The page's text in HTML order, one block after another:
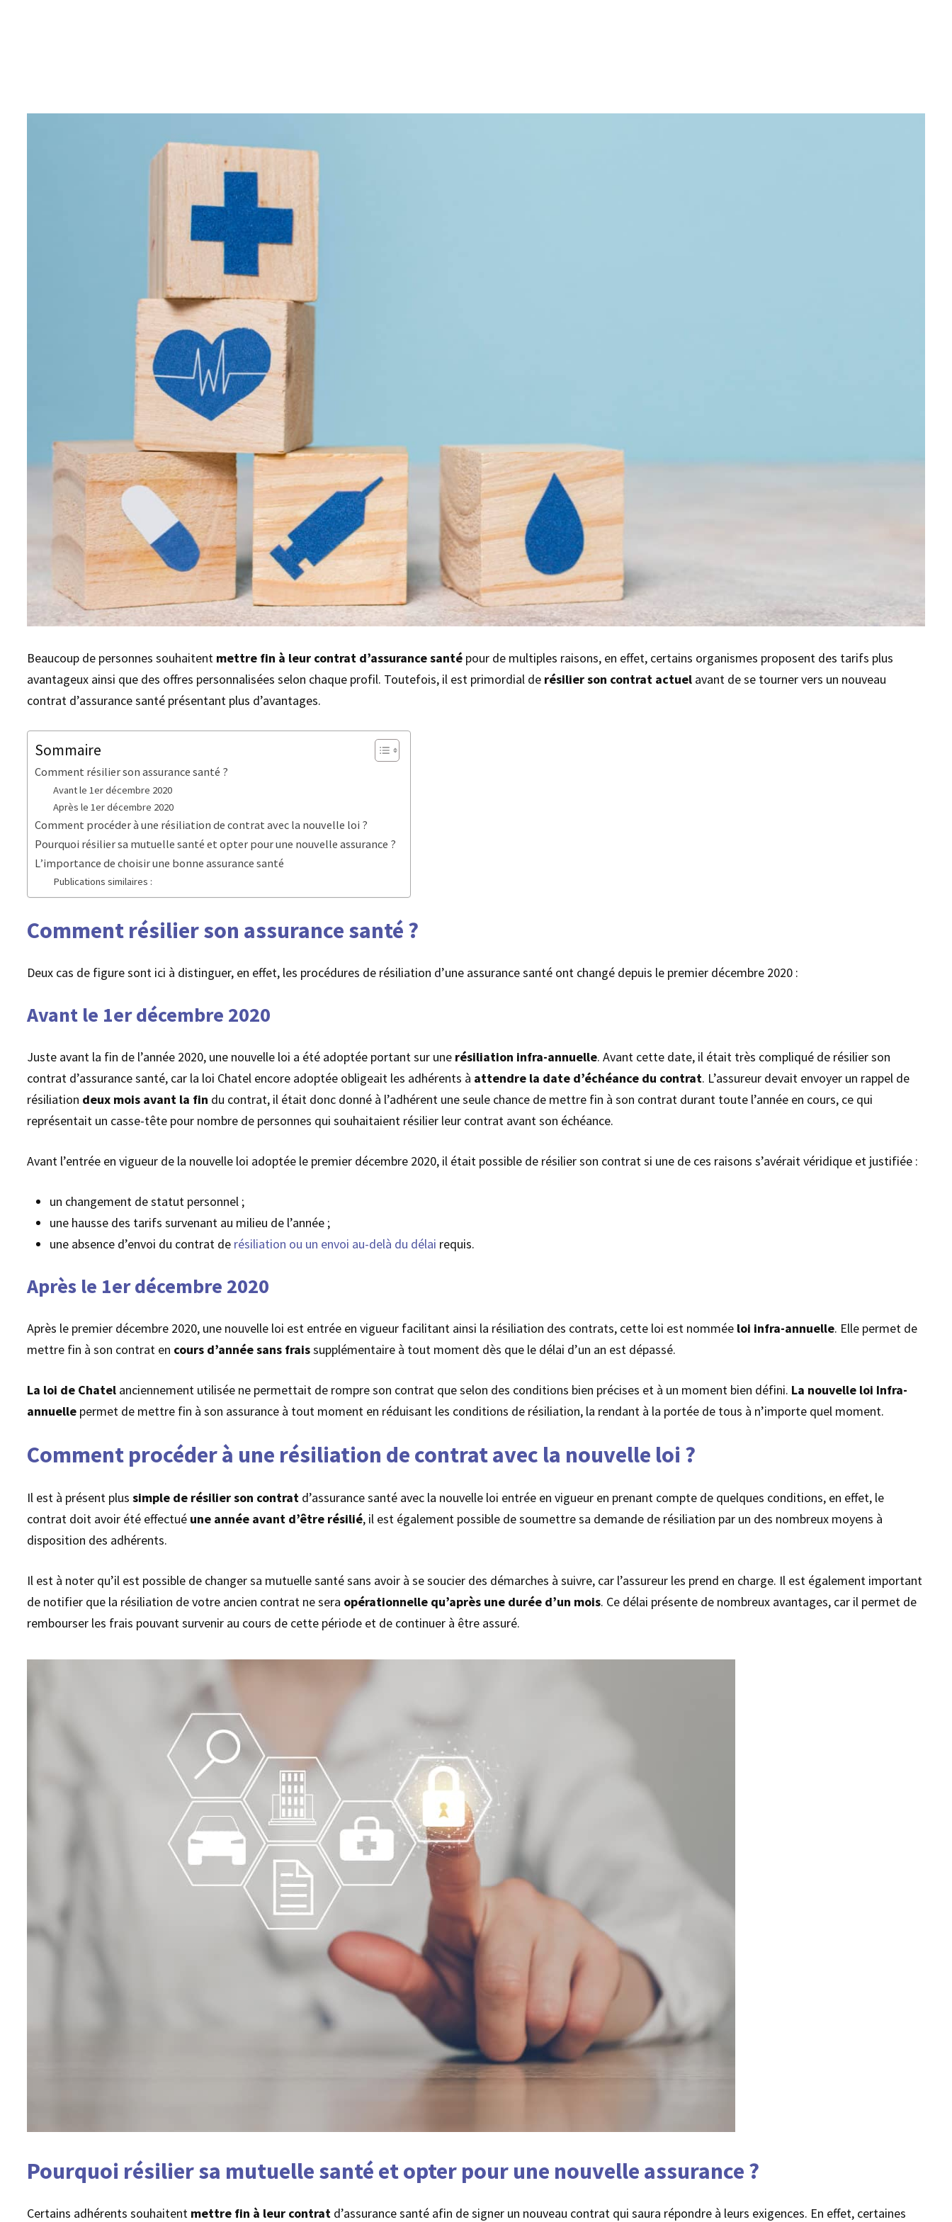
Beaucoup de personnes souhaitent mettre fin à leur contrat d’assurance santé pour de multiples raisons, en effet, certains organismes proposent des tarifs plus
avantageux ainsi que des offres personnalisées selon chaque profil. Toutefois, il est primordial de résilier son contrat actuel avant de se tourner vers un nouveau
contrat d’assurance santé présentant plus d’avantages.
Sommaire
Comment résilier son assurance santé ?
Avant le 1er décembre 2020
Après le 1er décembre 2020
Comment procéder à une résiliation de contrat avec la nouvelle loi ?
Pourquoi résilier sa mutuelle santé et opter pour une nouvelle assurance ?
L’importance de choisir une bonne assurance santé
Publications similaires :
Comment résilier son assurance santé ?
Deux cas de figure sont ici à distinguer, en effet, les procédures de résiliation d’une assurance santé ont changé depuis le premier décembre 2020 :
Avant le 1er décembre 2020
Juste avant la fin de l’année 2020, une nouvelle loi a été adoptée portant sur une résiliation infra-annuelle. Avant cette date, il était très compliqué de résilier son
contrat d’assurance santé, car la loi Chatel encore adoptée obligeait les adhérents à attendre la date d’échéance du contrat. L’assureur devait envoyer un rappel de
résiliation deux mois avant la fin du contrat, il était donc donné à l’adhérent une seule chance de mettre fin à son contrat durant toute l’année en cours, ce qui
représentait un casse-tête pour nombre de personnes qui souhaitaient résilier leur contrat avant son échéance.
Avant l’entrée en vigueur de la nouvelle loi adoptée le premier décembre 2020, il était possible de résilier son contrat si une de ces raisons s’avérait véridique et justifiée :
un changement de statut personnel ;
une hausse des tarifs survenant au milieu de l’année ;
une absence d’envoi du contrat de résiliation ou un envoi au-delà du délai requis.
Après le 1er décembre 2020
Après le premier décembre 2020, une nouvelle loi est entrée en vigueur facilitant ainsi la résiliation des contrats, cette loi est nommée loi infra-annuelle. Elle permet de
mettre fin à son contrat en cours d’année sans fraissupplémentaire à tout moment dès que le délai d’un an est dépassé.
La loi de Chatel anciennement utilisée ne permettait de rompre son contrat que selon des conditions bien précises et à un moment bien défini. La nouvelle loi Infra-
annuelle permet de mettre fin à son assurance à tout moment en réduisant les conditions de résiliation, la rendant à la portée de tous à n’importe quel moment.
Comment procéder à une résiliation de contrat avec la nouvelle loi ?
Il est à présent plus simple de résilier son contrat d’assurance santé avec la nouvelle loi entrée en vigueur en prenant compte de quelques conditions, en effet, le
contrat doit avoir été effectué une année avant d’être résilié, il est également possible de soumettre sa demande de résiliation par un des nombreux moyens à
disposition des adhérents.
Il est à noter qu’il est possible de changer sa mutuelle santé sans avoir à se soucier des démarches à suivre, car l’assureur les prend en charge. Il est également important
de notifier que la résiliation de votre ancien contrat ne sera opérationnelle qu’après une durée d’un mois. Ce délai présente de nombreux avantages, car il permet de
rembourser les frais pouvant survenir au cours de cette période et de continuer à être assuré.
Pourquoi résilier sa mutuelle santé et opter pour une nouvelle assurance ?
Certains adhérents souhaitent mettre fin à leur contrat d’assurance santé afin de signer un nouveau contrat qui saura répondre à leurs exigences. En effet, certaines